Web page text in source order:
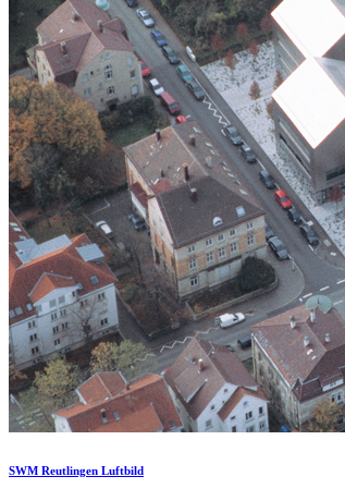
SWM Reutlingen Luftbild